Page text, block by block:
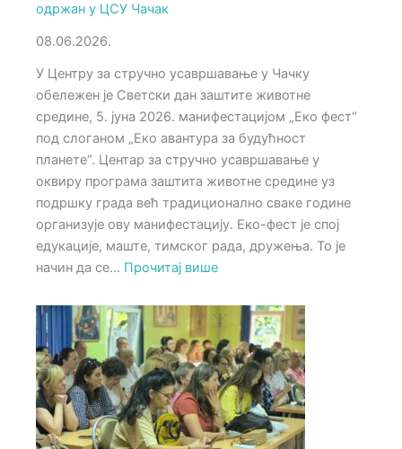
одржан у ЦСУ Чачак
08.06.2026.
У Центру за стручно усавршавање у Чачку
обележен је Светски дан заштите животне
средине, 5. јуна 2026. манифестацијoм „Еко фест“
под слоганом „Еко авантура за будућност
планете“. Центар за стручно усавршавање у
оквиру програма заштита животне средине уз
подршку града већ традиционално сваке године
организује ову манифестацију. Еко-фест је спој
едукације, маште, тимског рада, дружења. То је
начин да се… Прочитај више:
фест
„Еко
авантура
за
будућност
планете“
одржан